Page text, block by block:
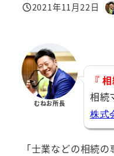
投稿日
2021年11月22日
著
むねお所長
『
相続
株式
「士業などの相続